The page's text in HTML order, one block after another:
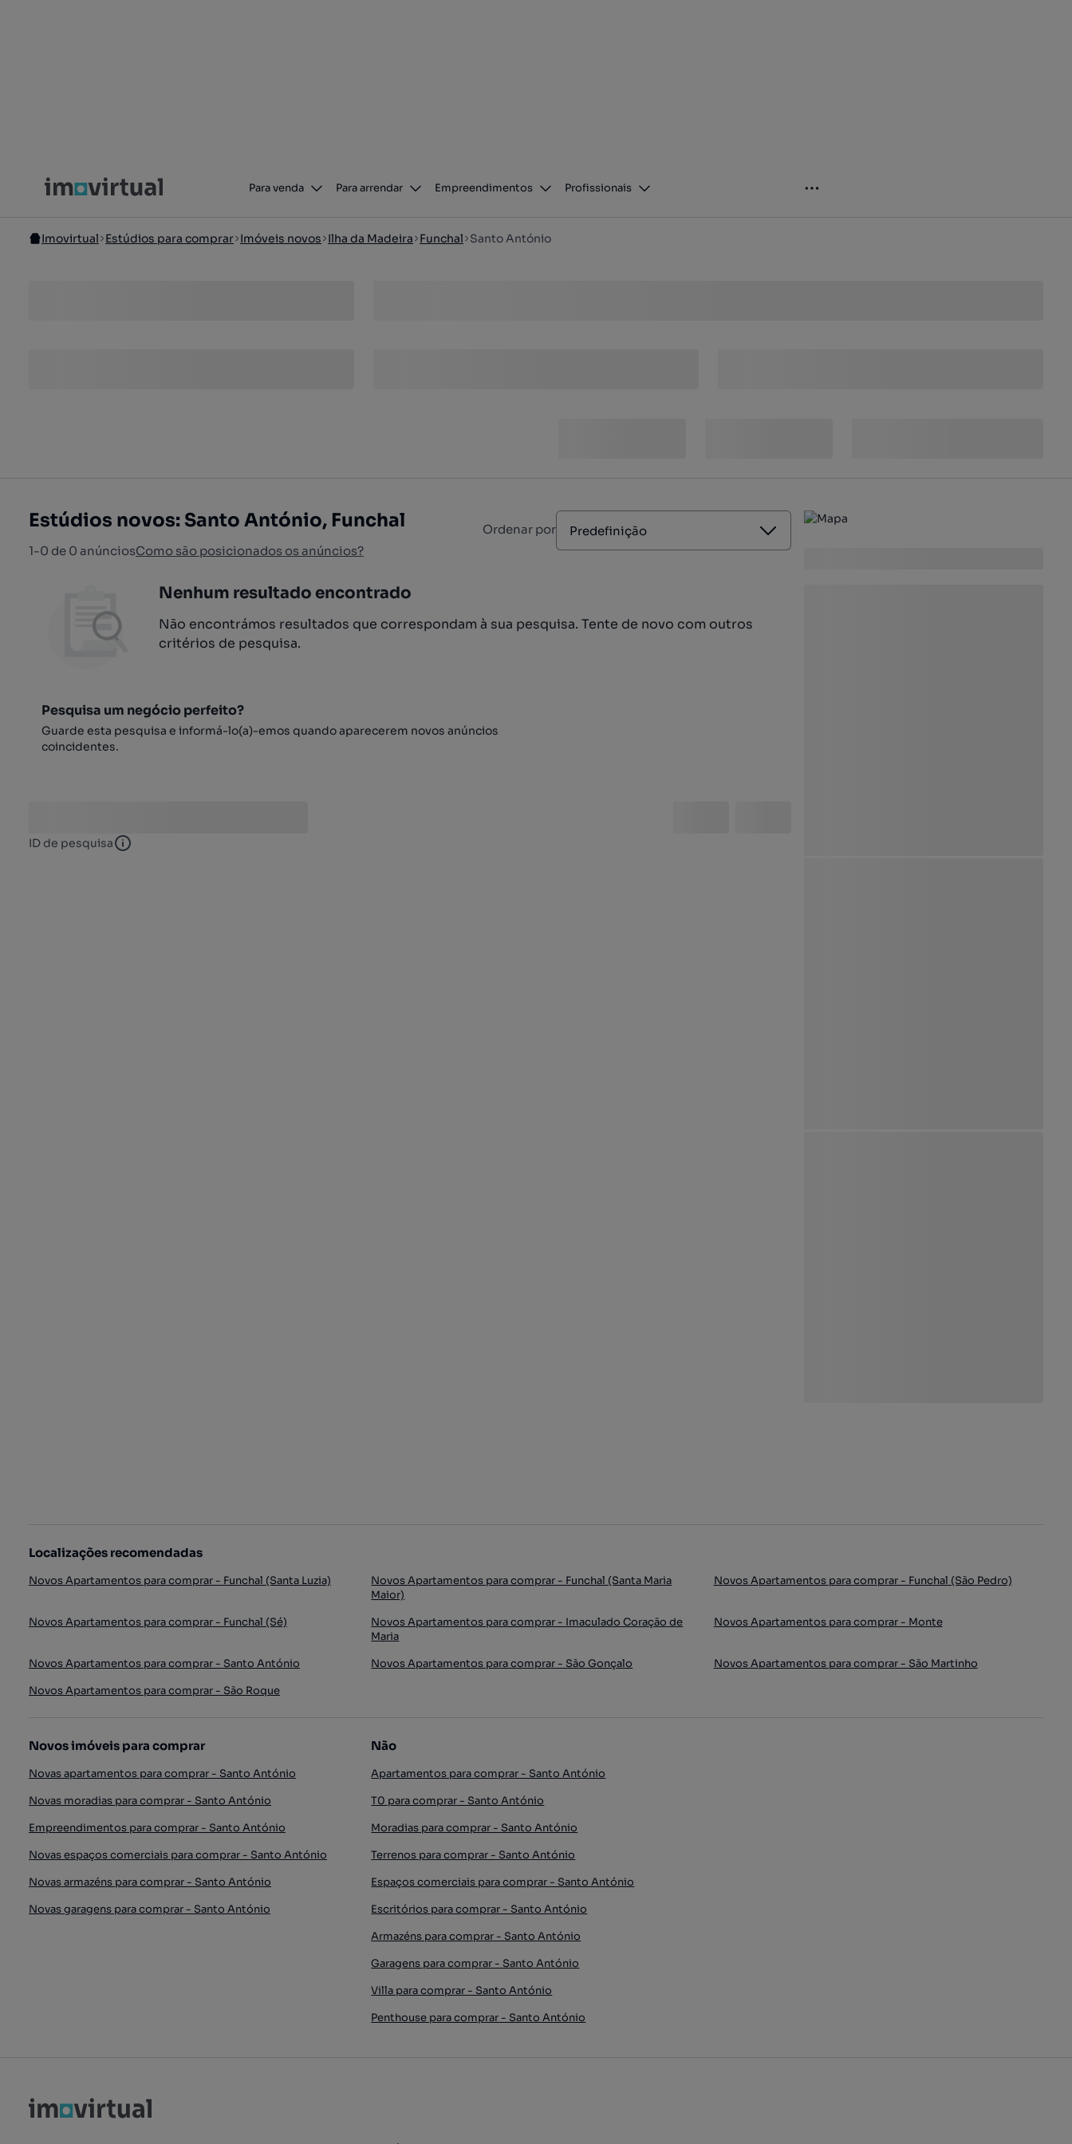
Para venda Para arrendar Empreendimentos Profissionais
Imovirtual Estúdios para comprar Imóveis novos Ilha da Madeira Funchal Santo António
Estúdios novos: Santo António, Funchal
1-0 de 0 anúnciosComo são posicionados os anúncios?
Ordenar por Predefinição
Nenhum resultado encontrado
Não encontrámos resultados que correspondam à sua pesquisa. Tente de novo com outros
critérios de pesquisa.
Pesquisa um negócio perfeito?
Guarde esta pesquisa e informá-lo(a)-emos quando aparecerem novos anúncios
coincidentes.
ID de pesquisa ID de pesquisa
Localizações recomendadas
Novos Apartamentos para comprar - Funchal (Santa Luzia)
Novos Apartamentos para comprar - Funchal (Santa Maria
Maior)
Novos Apartamentos para comprar - Funchal (São Pedro)
Novos Apartamentos para comprar - Funchal (Sé)
Novos Apartamentos para comprar - Imaculado Coração de
Maria
Novos Apartamentos para comprar - Monte
Novos Apartamentos para comprar - Santo António Novos Apartamentos para comprar - São Gonçalo
Novos Apartamentos para comprar - São Martinho
Novos Apartamentos para comprar - São Roque
Novos imóveis para comprar
Novas apartamentos para comprar - Santo António
Novas moradias para comprar - Santo António
Empreendimentos para comprar - Santo António
Novas espaços comerciais para comprar - Santo António
Novas armazéns para comprar - Santo António
Novas garagens para comprar - Santo António
Não
Apartamentos para comprar - Santo António
T0 para comprar - Santo António
Moradias para comprar - Santo António
Terrenos para comprar - Santo António
Espaços comerciais para comprar - Santo António
Escritórios para comprar - Santo António
Armazéns para comprar - Santo António
Garagens para comprar - Santo António
Villa para comprar - Santo António
Penthouse para comprar - Santo António